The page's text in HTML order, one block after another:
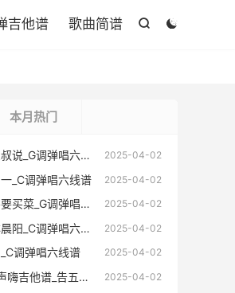


吉他谱 歌曲简谱
本月热门
2025-04-02
_G调弹唱六线谱
2025-04-02
_C调弹唱六线谱
2025-04-02
_G调弹唱六线谱
2025-04-02
_C调弹唱六线谱
2025-04-02
调弹唱六线谱
2025-04-02
告五人_C调弹唱六线谱